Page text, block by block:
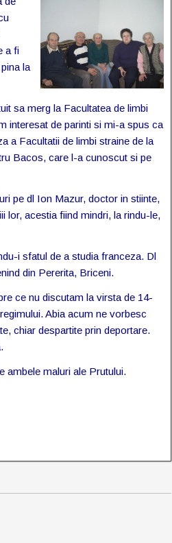
a fi
la
sa merg la Facultatea de limbi
interesat de parinti si mi-a spus ca
a Facultatii de limbi straine de la
Bacos, care l-a cunoscut si pe
pe dl Ion Mazur, doctor in stiinte,
lor, acestia fiind mindri, la rindu-le,
i sfatul de a studia franceza. Dl
din Pererita, Briceni.
ce nu discutam la virsta de 14-
Abia acum ne vorbesc
chiar despartite prin deportare.
ambele maluri ale Prutului.